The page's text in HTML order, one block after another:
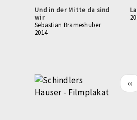
Und in der Mitte da sind
wir
Sebastian Brameshuber
2014
‹‹